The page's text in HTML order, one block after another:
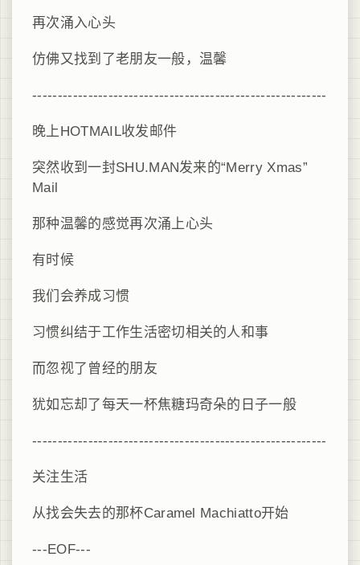
再次涌入心头
仿佛又找到了老朋友一般，温馨
----------------------------------------------------------
晚上HOTMAIL收发邮件
突然收到一封SHU.MAN发来的“Merry Xmas”
Mail
那种温馨的感觉再次涌上心头
有时候
我们会养成习惯
习惯纠结于工作生活密切相关的人和事
而忽视了曾经的朋友
犹如忘却了每天一杯焦糖玛奇朵的日子一般
----------------------------------------------------------
关注生活
从找会失去的那杯Caramel Machiatto开始
---EOF---